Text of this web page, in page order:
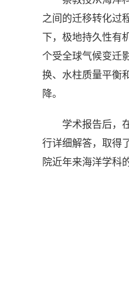
之间的迁移转化过
下，极地持久性有
个受全球气候变迁
换、水柱质量平衡
降。
学术报告后，
行详细解答，取得
院近年来海洋学科